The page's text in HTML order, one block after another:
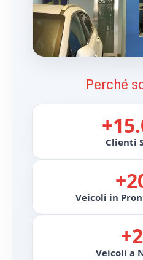
Perché
Clienti
Veicoli in
Veicoli a